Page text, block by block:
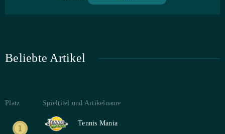
Beliebte Artikel
Platz Spieltitel und Artikelname
Tennis Mania